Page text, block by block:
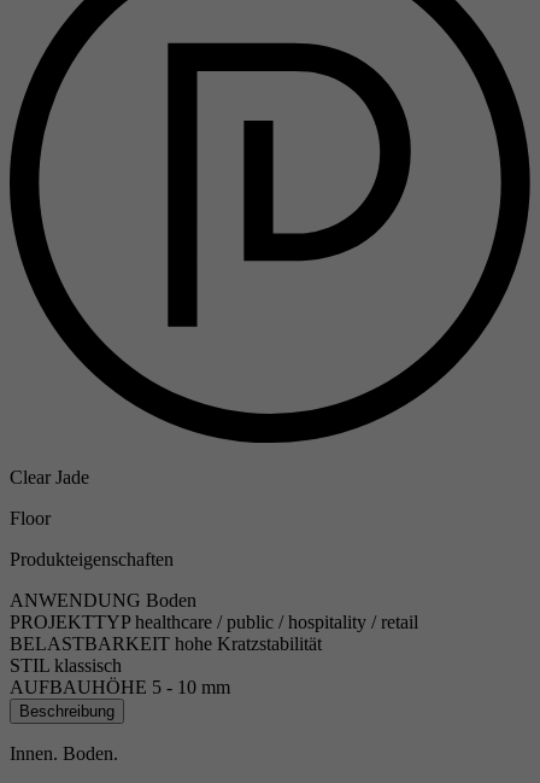
Clear Jade
Floor
Produkteigenschaften
ANWENDUNG Boden
PROJEKTTYP healthcare / public / hospitality / retail
BELASTBARKEIT hohe Kratzstabilität
STIL klassisch
AUFBAUHÖHE 5 - 10 mm
Beschreibung
Innen. Boden.